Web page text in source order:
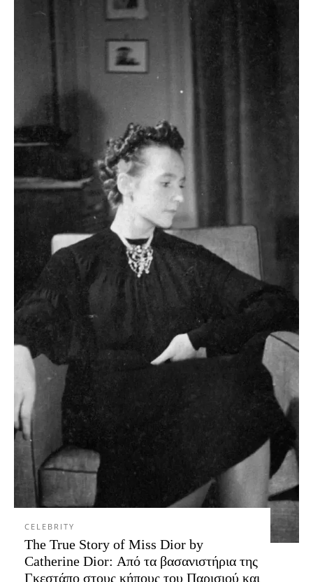
CELEBRITY
The True Story of Miss Dior by
Catherine Dior: Από τα βασανιστήρια της
Γκεστάπο στους κήπους του Παρισιού και